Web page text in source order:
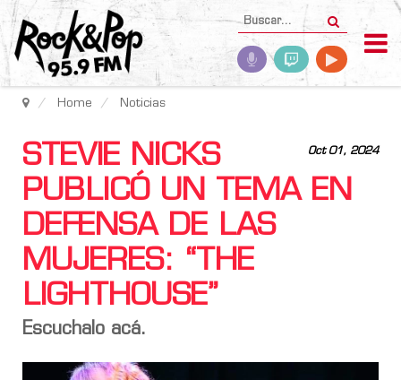
Home Noticias
Oct 01, 2024
STEVIE NICKS
PUBLICÓ UN TEMA EN
DEFENSA DE LAS
MUJERES: “THE
LIGHTHOUSE”
Escuchalo acá.